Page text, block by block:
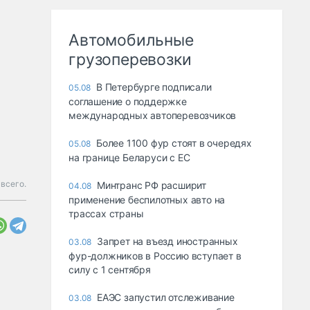
Автомобильные
грузоперевозки
05.08 В Петербурге подписали
соглашение о поддержке
международных автоперевозчиков
05.08 Более 1100 фур стоят в очередях
на границе Беларуси с ЕС
04.08 Минтранс РФ расширит
применение беспилотных авто на
трассах страны
03.08 Запрет на въезд иностранных
фур-должников в Россию вступает в
силу с 1 сентября
03.08 ЕАЭС запустил отслеживание